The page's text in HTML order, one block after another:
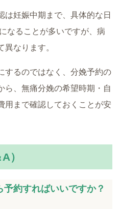
は妊娠中期まで、具体的な日
なることが多いですが、病
異なります。
するのではなく、分娩予約の
ら、無痛分娩の希望時期・自
用まで確認しておくことが安
）
約すればいいですか？